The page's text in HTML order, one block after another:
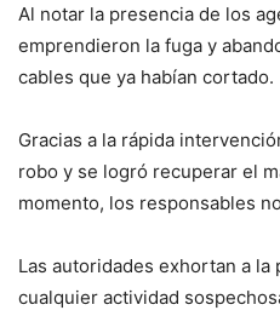
Al notar la presencia de los
emprendieron la fuga y
cables que ya habían cortado.
Gracias a la rápida
robo y se logró recuperar el
momento, los responsables
Las autoridades exhortan a la
cualquier actividad